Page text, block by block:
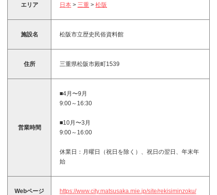
エリア 日本 > 三重 > 松阪
施設名 松阪市立歴史民俗資料館
住所 三重県松阪市殿町1539
営業時間
■4月〜9月
9:00～16:30
■10月〜3月
9:00～16:00
休業日：月曜日（祝日を除く）、祝日の翌日、年末年
始
Webページ https://www.city.matsusaka.mie.jp/site/rekisiminzoku/